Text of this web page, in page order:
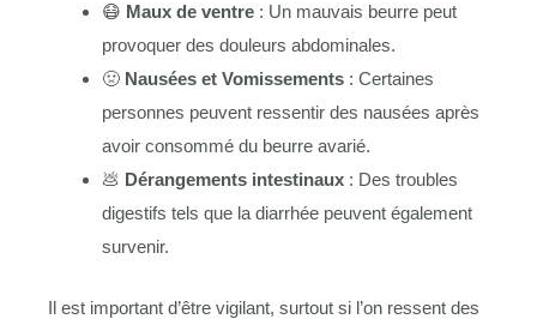
😷 Maux de ventre : Un mauvais beurre peut
provoquer des douleurs abdominales.
🤢 Nausées et Vomissements : Certaines
personnes peuvent ressentir des nausées après
avoir consommé du beurre avarié.
💩 Dérangements intestinaux : Des troubles
digestifs tels que la diarrhée peuvent également
survenir.
Il est important d’être vigilant, surtout si l’on ressent des